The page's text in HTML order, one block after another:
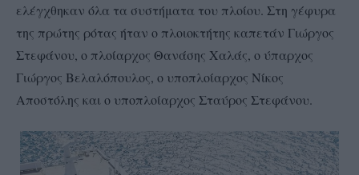
ελέγχθηκαν όλα τα συστήματα του πλοίου. Στη γέφυρα
της πρώτης ρότας ήταν ο πλοιοκτήτης καπετάν Γιώργος
Στεφάνου, ο πλοίαρχος Θανάσης Χαλάς, ο ύπαρχος
Γιώργος Βελαλόπουλος, ο υποπλοίαρχος Νίκος
Αποστόλης και ο υποπλοίαρχος Σταύρος Στεφάνου.